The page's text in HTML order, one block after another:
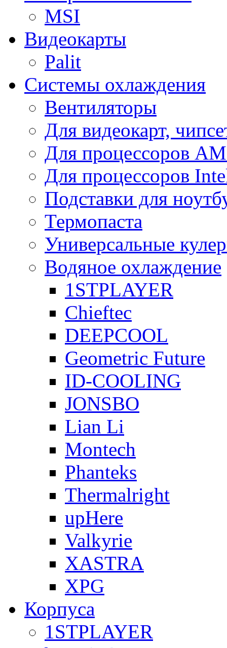
MSI
Видеокарты
Palit
Системы охлаждения
Вентиляторы
Для видеокарт,
Для процессоров
Для процессоров
Подставки для
Термопаста
Универсальные
Водяное охлаждение
1STPLAYER
Chieftec
DEEPCOOL
Geometric Future
ID-COOLING
JONSBO
Lian Li
Montech
Phanteks
Thermalright
upHere
Valkyrie
XASTRA
XPG
Корпуса
1STPLAYER